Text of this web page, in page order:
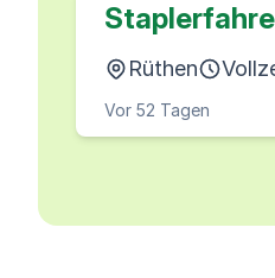
Rüthen
Vor 52 Tagen